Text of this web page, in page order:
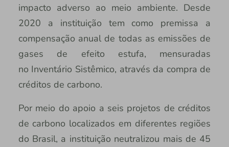
impacto adverso ao meio ambiente. Desde
2020 a instituição tem como premissa a
compensação anual de todas as emissões de
gases de efeito estufa, mensuradas
no Inventário Sistêmico, através da compra de
créditos de carbono.
Por meio do apoio a seis projetos de créditos
de carbono localizados em diferentes regiões
do Brasil, a instituição neutralizou mais de 45